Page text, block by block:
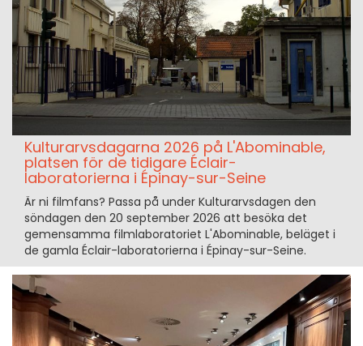
Kulturarvsdagarna 2026 på L'Abominable,
platsen för de tidigare Éclair-
laboratorierna i Épinay-sur-Seine
Är ni filmfans? Passa på under Kulturarvsdagen den
söndagen den 20 september 2026 att besöka det
gemensamma filmlaboratoriet L'Abominable, beläget i
de gamla Éclair-laboratorierna i Épinay-sur-Seine.